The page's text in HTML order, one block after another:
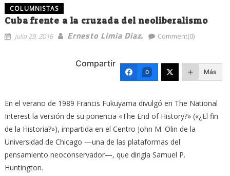
COLUMNISTAS
Cuba frente a la cruzada del neoliberalismo
julio 29, 2016 Ernesto Limia Diaz. Comment(0)
Compartir
0 Más
En el verano de 1989 Francis Fukuyama divulgó en The National
Interest la versión de su ponencia «The End of History?» («¿El fin
de la Historia?»), impartida en el Centro John M. Olin de la
Universidad de Chicago —una de las plataformas del
pensamiento neoconservador—, que dirigía Samuel P.
Huntington.